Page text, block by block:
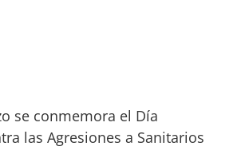
se conmemora el Día
las Agresiones a Sanitarios